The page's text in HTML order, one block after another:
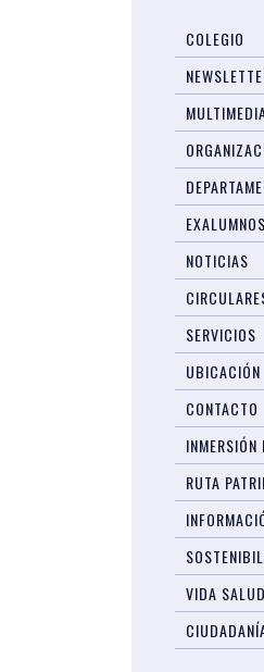
COLEGIO
EXALUMNOS
NOTICIAS
SERVICIOS
UBICACIÓN
CONTACTO
INMERSIÓN
RUTA
VIDA